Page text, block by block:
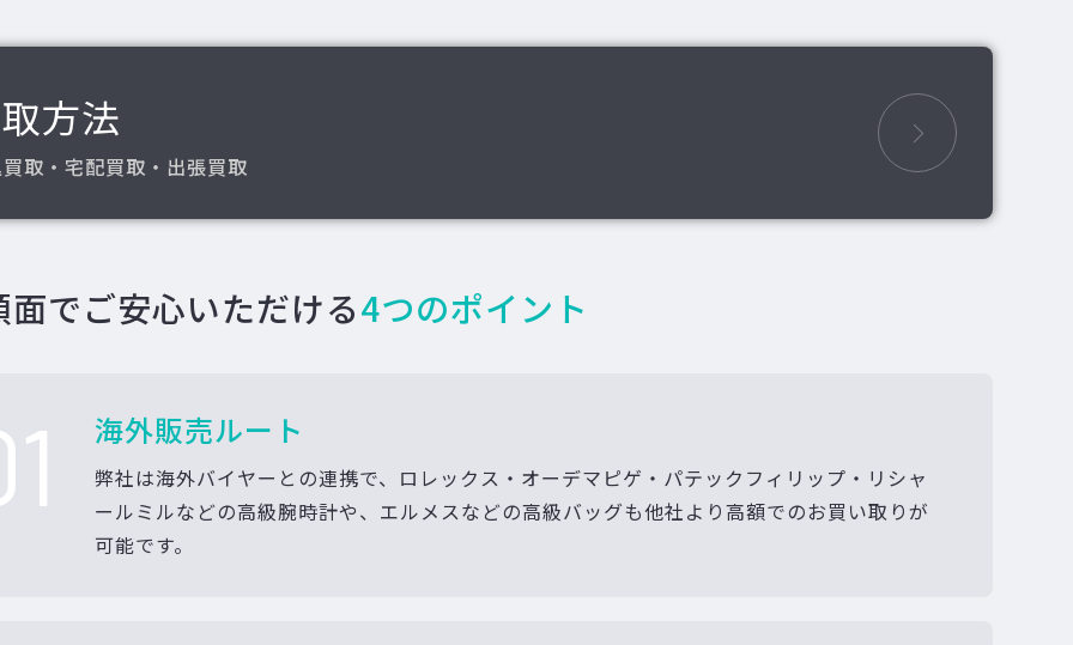
方法
取・宅配買取・出張買取
面でご安心いただける4つのポイント
海外販売ルート
弊社は海外バイヤーとの連携で、ロレックス・オーデマピゲ・パテックフィリップ・リシャ
ールミルなどの高級腕時計や、エルメスなどの高級バッグも他社より高額でのお買い取りが
可能です。